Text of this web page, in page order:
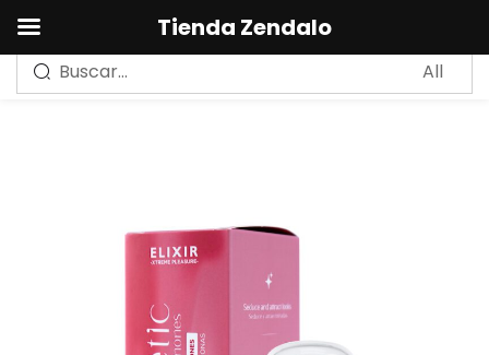
Tienda Zendalo
Sign in
LOG IN
CREAR UNA CUENTA